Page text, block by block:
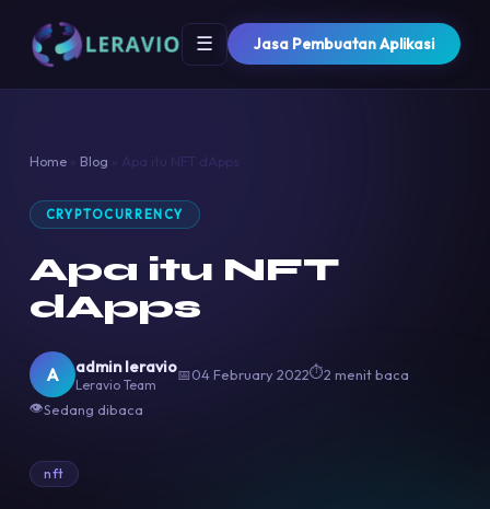
☰ Jasa Pembuatan Aplikasi
Home» Blog » Apa itu NFT dApps
CRYPTOCURRENCY
Apa itu NFT
dApps
A admin leravio
Leravio Team
📅04 February 2022⏱2 menit baca
👁Sedang dibaca
nft